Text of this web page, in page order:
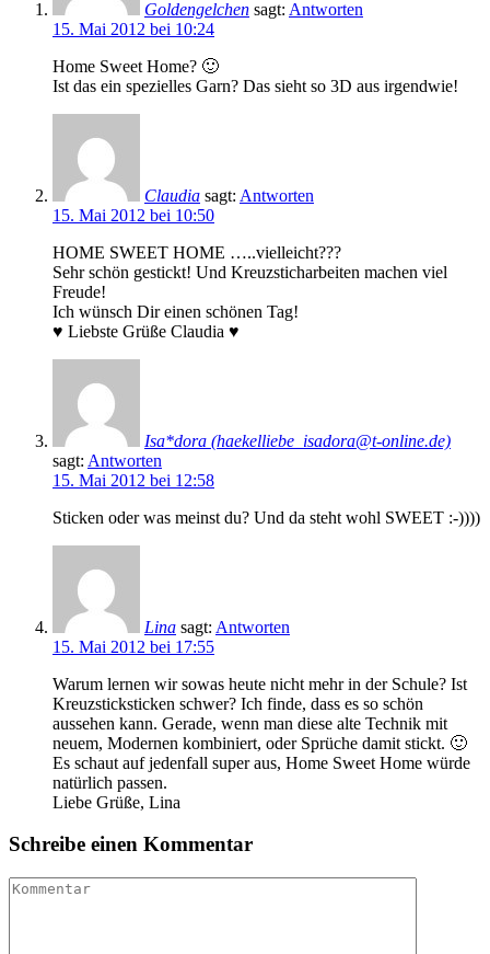
Goldengelchen sagt: Antworten
15. Mai 2012 bei 10:24
Home Sweet Home? 🙂
Ist das ein spezielles Garn? Das sieht so 3D aus irgendwie!
Claudia sagt: Antworten
15. Mai 2012 bei 10:50
HOME SWEET HOME …..vielleicht???
Sehr schön gestickt! Und Kreuzsticharbeiten machen viel
Freude!
Ich wünsch Dir einen schönen Tag!
♥ Liebste Grüße Claudia ♥
Isa*dora (haekelliebe_isadora@t-online.de)
sagt: Antworten
15. Mai 2012 bei 12:58
Sticken oder was meinst du? Und da steht wohl SWEET :-))))
Lina sagt: Antworten
15. Mai 2012 bei 17:55
Warum lernen wir sowas heute nicht mehr in der Schule? Ist
Kreuzsticksticken schwer? Ich finde, dass es so schön
aussehen kann. Gerade, wenn man diese alte Technik mit
neuem, Modernen kombiniert, oder Sprüche damit stickt. 🙂
Es schaut auf jedenfall super aus, Home Sweet Home würde
natürlich passen.
Liebe Grüße, Lina
Schreibe einen Kommentar